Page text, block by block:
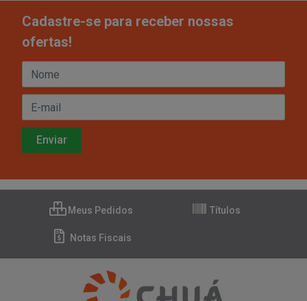
Cadastre-se para receber nossas
ofertas!
Meus Pedidos Títulos
Notas Fiscais